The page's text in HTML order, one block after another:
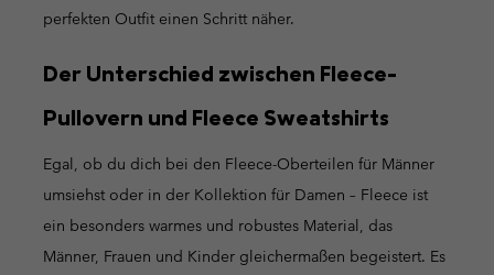
perfekten Outfit einen Schritt näher.
Der Unterschied zwischen Fleece-
Pullovern und Fleece Sweatshirts
Egal, ob du dich bei den Fleece-Oberteilen für Männer
umsiehst oder in der Kollektion für Damen – Fleece ist
ein besonders warmes und robustes Material, das
Männer, Frauen und Kinder gleichermaßen begeistert. Es